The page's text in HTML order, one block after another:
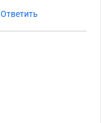
Ответить